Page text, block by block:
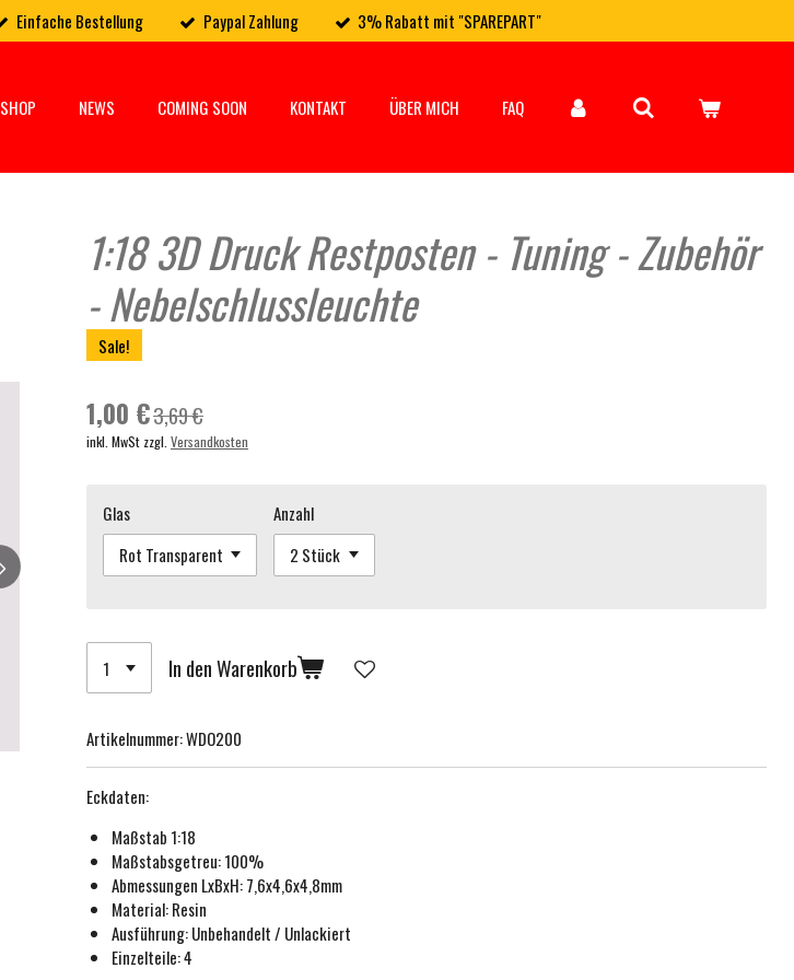
Einfache Bestellung Paypal Zahlung 3% Rabatt mit "SPAREPART"
SHOP NEWS COMING SOON KONTAKT ÜBER MICH FAQ
1:18 3D Druck Restposten - Tuning - Zubehör
- Nebelschlussleuchte
Sale!
1,00 €3,69 €
inkl. MwSt zzgl. Versandkosten
Glas Anzahl
In den Warenkorb
Artikelnummer:WDO200
Eckdaten:
Maßstab 1:18
Maßstabsgetreu:100%
Abmessungen LxBxH: 7,6x4,6x4,8mm
Material: Resin
Ausführung:Unbehandelt / Unlackiert
Einzelteile: 4